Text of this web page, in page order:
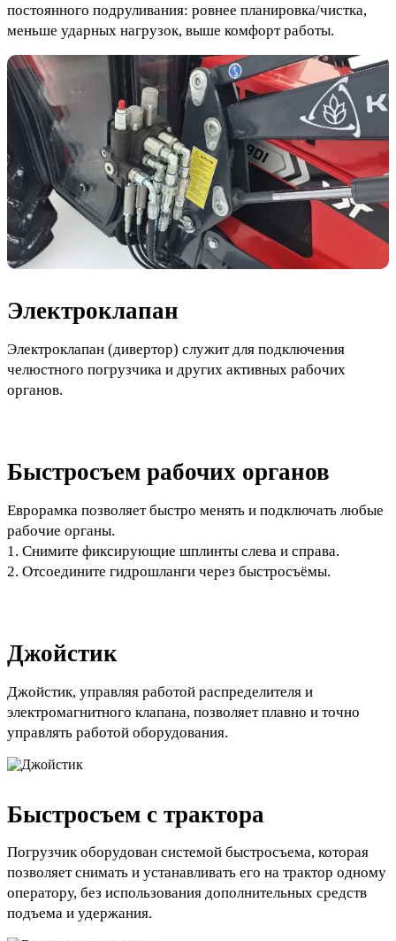
постоянного подруливания: ровнее планировка/чистка,
меньше ударных нагрузок, выше комфорт работы.
Электроклапан
Электроклапан (дивертор) служит для подключения
челюстного погрузчика и других активных рабочих
органов.
Быстросъем рабочих органов
Еврорамка позволяет быстро менять и подключать любые
рабочие органы.
1. Снимите фиксирующие шплинты слева и справа.
2. Отсоедините гидрошланги через быстросъёмы.
Джойстик
Джойстик, управляя работой распределителя и
электромагнитного клапана, позволяет плавно и точно
управлять работой оборудования.
Быстросъем с трактора
Погрузчик оборудован системой быстросъема, которая
позволяет снимать и устанавливать его на трактор одному
оператору, без использования дополнительных средств
подъема и удержания.